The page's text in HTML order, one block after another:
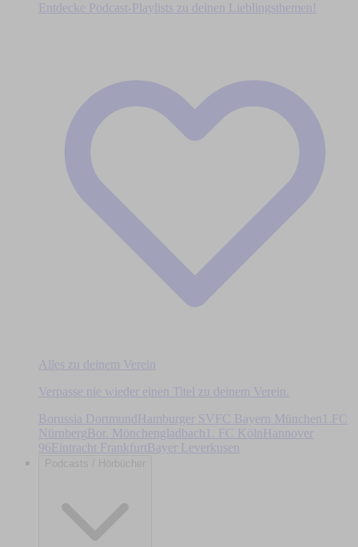
Entdecke Podcast-Playlists zu deinen Lieblingsthemen!
Alles zu deinem Verein
Verpasse nie wieder einen Titel zu deinem Verein.
Borussia DortmundHamburger SV FC Bayern München
1.FC
Nürnberg Bor. Mönchengladbach 1. FC Köln
Hannover
96Eintracht Frankfurt Bayer Leverkusen
Podcasts / Hörbücher